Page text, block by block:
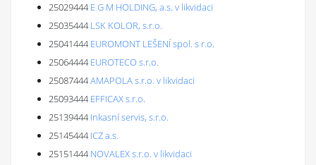
25029444 E G M HOLDING, a.s. v likvidaci
25035444 LSK KOLOR, s.r.o.
25041444 EUROMONT LEŠENÍ spol. s r.o.
25064444 EUROTECO s.r.o.
25087444AMAPOLA s.r.o. v likvidaci
25093444 EFFICAX s.r.o.
25139444 Inkasní servis, s.r.o.
25145444 ICZ a.s.
25151444 NOVALEX s.r.o. v likvidaci